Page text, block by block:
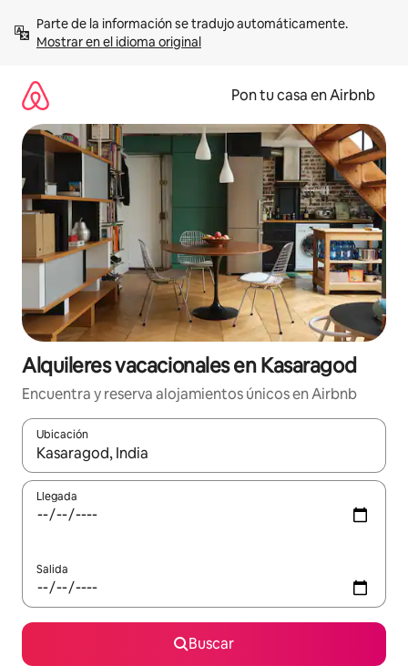
contenidoMostrar en el idioma original
Pon tu casa en Airbnb
Alquileres vacacionales en Kasaragod
Encuentra y reserva alojamientos únicos en Airbnb
Ubicación
Cuando los resultados estén disponibles, navega con las
Llegada
Salida
Buscar